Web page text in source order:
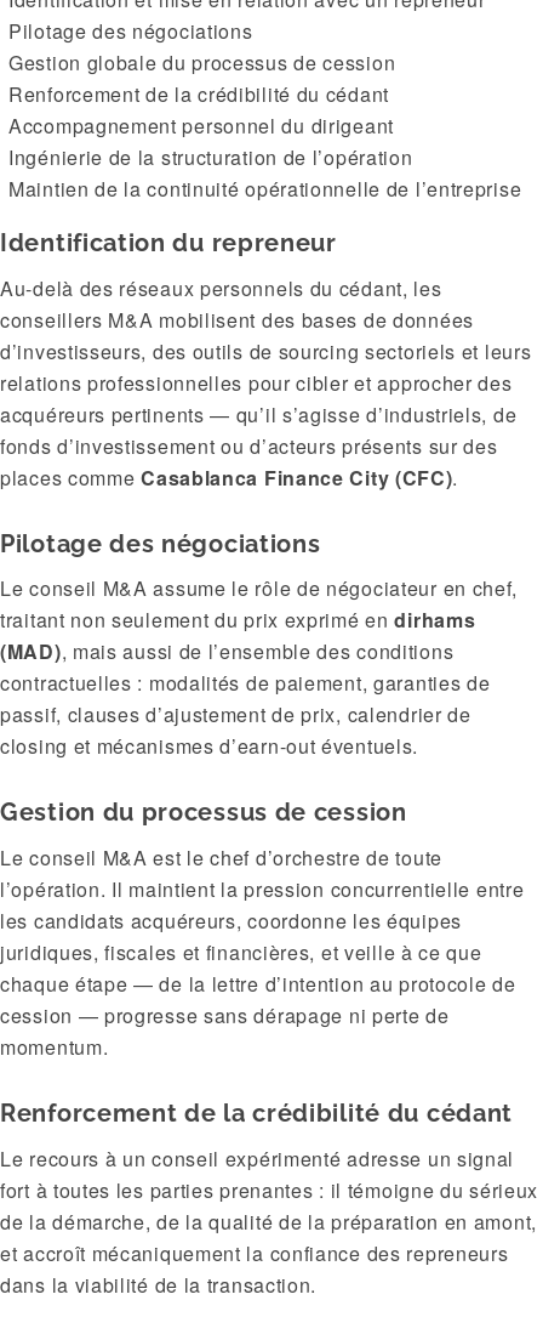
Pilotage des négociations
Gestion globale du processus de cession
Renforcement de la crédibilité du cédant
Accompagnement personnel du dirigeant
Ingénierie de la structuration de l’opération
Maintien de la continuité opérationnelle de l’entreprise
Identification du repreneur
Au-delà des réseaux personnels du cédant, les
conseillers M&A mobilisent des bases de données
d’investisseurs, des outils de sourcing sectoriels et leurs
relations professionnelles pour cibler et approcher des
acquéreurs pertinents — qu’il s’agisse d’industriels, de
fonds d’investissement ou d’acteurs présents sur des
places commeCasablanca Finance City (CFC).
Pilotage des négociations
Le conseil M&A assume le rôle de négociateur en chef,
traitant non seulement du prix exprimé endirhams
(MAD), mais aussi de l’ensemble des conditions
contractuelles : modalités de paiement, garanties de
passif, clauses d’ajustement de prix, calendrier de
closing et mécanismes d’earn-out éventuels.
Gestion du processus de cession
Le conseil M&A est le chef d’orchestre de toute
l’opération. Il maintient la pression concurrentielle entre
les candidats acquéreurs, coordonne les équipes
juridiques, fiscales et financières, et veille à ce que
chaque étape — de la lettre d’intention au protocole de
cession — progresse sans dérapage ni perte de
momentum.
Renforcement de la crédibilité du cédant
Le recours à un conseil expérimenté adresse un signal
fort à toutes les parties prenantes : il témoigne du sérieux
de la démarche, de la qualité de la préparation en amont,
et accroît mécaniquement la confiance des repreneurs
dans la viabilité de la transaction.